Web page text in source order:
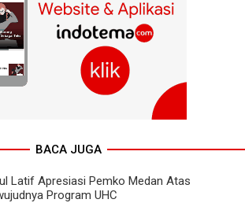
BACA JUGA
Latif Apresiasi Pemko Medan Atas
Program UHC